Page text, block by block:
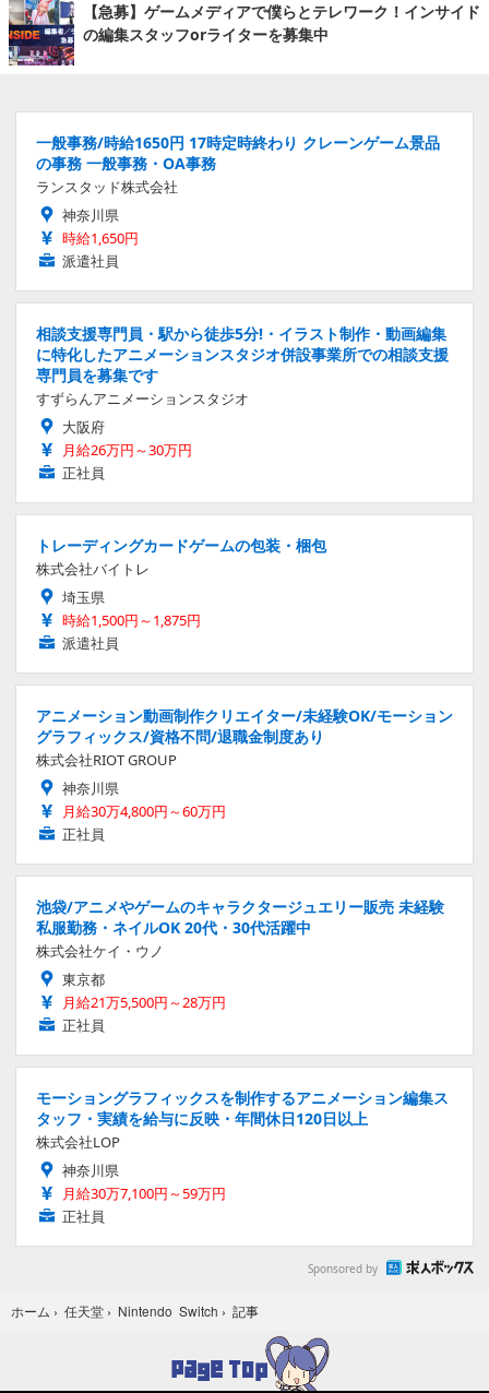
【急募】ゲームメディアで僕らとテレワーク！インサイド
の編集スタッフorライターを募集中
一般事務/時給1650円 17時定時終わり クレーンゲーム景品
の事務 一般事務・OA事務
ランスタッド株式会社
神奈川県
時給1,650円
派遣社員
相談支援専門員・駅から徒歩5分!・イラスト制作・動画編集
に特化したアニメーションスタジオ併設事業所での相談支援
専門員を募集です
すずらんアニメーションスタジオ
大阪府
月給26万円～30万円
正社員
トレーディングカードゲームの包装・梱包
株式会社バイトレ
埼玉県
時給1,500円～1,875円
派遣社員
アニメーション動画制作クリエイター/未経験OK/モーション
グラフィックス/資格不問/退職金制度あり
株式会社RIOT GROUP
神奈川県
月給30万4,800円～60万円
正社員
池袋/アニメやゲームのキャラクタージュエリー販売 未経験
私服勤務・ネイルOK 20代・30代活躍中
株式会社ケイ・ウノ
東京都
月給21万5,500円～28万円
正社員
モーショングラフィックスを制作するアニメーション編集ス
タッフ・実績を給与に反映・年間休日120日以上
株式会社LOP
神奈川県
月給30万7,100円～59万円
正社員
Sponsored by
ホーム › 任天堂 › Nintendo Switch › 記事